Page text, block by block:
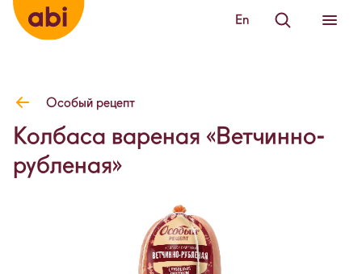
En
Особый рецепт
Колбаса вареная «Ветчинно-
рубленая»